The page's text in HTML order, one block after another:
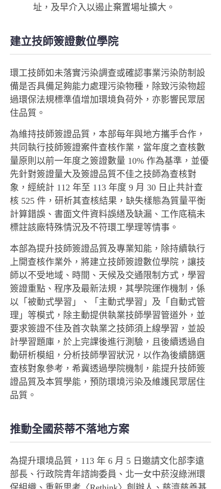
址，及早介入以遏止棄置場址擴大。
建立技師簽證數位學院
環工技師如未落實污染調查或確認事業污染防制設
備是否具備足夠能力處理污染物種，除致污染物超
過環保法規標準值增加環境負荷外，亦影響民眾居
住品質。
為維持技師簽證品質，本部每年與地方攜手合作，
共同執行技師簽證案件查核作業，當年度之查核數
量原則以前一年度之簽證數量 10% 作為基準，並優
先針對簽證量大及簽證品質不佳之技師為查核對
象，經統計 112 年至 113 年度 9 月 30 日止共計查
核 525 件，研析其查核結果，缺失樣態為質量平衡
計算錯誤、書面文件資料誤繕及缺漏、工作底稿未
標註該廠特殊情況及不符環工學理等情事。
本部為提升技師簽證品質及專業知能，除持續執行
上開查核作業外，將建立技師簽證數位學院，讓技
師以不受地域、時間、天候及交通限制方式，學習
簽證重點、程序及最新法規，其學院運作機制，係
以「被動式學習」、「主動式學習」及「自動式管
理」等模式，除主動提供執業技師學習管道外，並
要求簽證不佳及首次執業之技師須上線學習，並設
計學習題庫，於上完課後進行測驗，且後續透過自
動研析模組，分析技師學習狀況，以作為後續篩選
查核對象參考，希冀透過學院機制，能提升技師簽
證品質及本質學能，預防環境污染及維護民眾居住
品質。
推動全國菸蒂不落地方案
為提升環境品質，113 年 6 月 5 日邀請文化部李遠
部長、行政院青年諮詢委員、北一女中菸沒綠洲環